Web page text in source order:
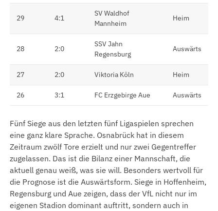
29 4:1
SV Waldhof
Mannheim
Heim
28 2:0
SSV Jahn
Regensburg
Auswärts
27 2:0 Viktoria Köln Heim
26 3:1 FC Erzgebirge Aue Auswärts
Fünf Siege aus den letzten fünf Ligaspielen sprechen
eine ganz klare Sprache. Osnabrück hat in diesem
Zeitraum zwölf Tore erzielt und nur zwei Gegentreffer
zugelassen. Das ist die Bilanz einer Mannschaft, die
aktuell genau weiß, was sie will. Besonders wertvoll für
die Prognose ist die Auswärtsform. Siege in Hoffenheim,
Regensburg und Aue zeigen, dass der VfL nicht nur im
eigenen Stadion dominant auftritt, sondern auch in